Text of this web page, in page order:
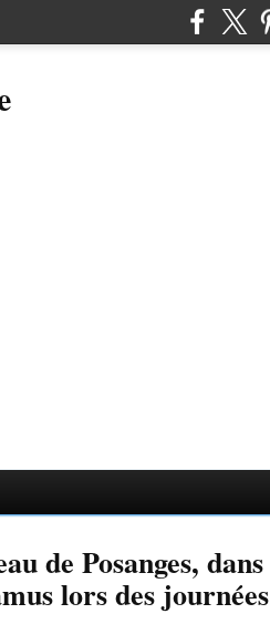
de Posanges, dans
lors des journées